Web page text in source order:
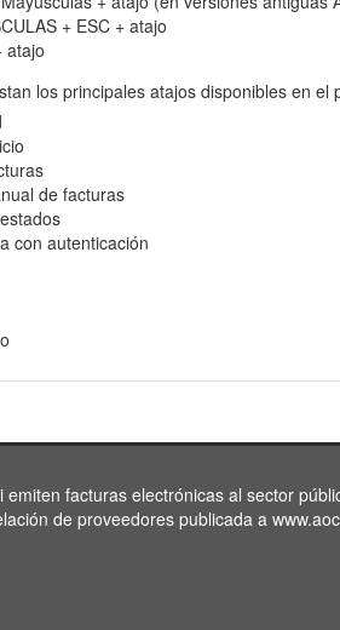
+ ESC + atajo
atajo
los principales atajos disponibles en el
de facturas
con autenticación
emiten facturas electrónicas al sector
de proveedores publicada a